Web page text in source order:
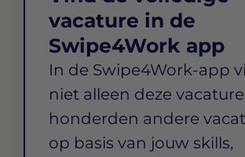
vacature in de
Swipe4Work app
In de Swipe4Work-app
niet alleen deze
honderden andere
op basis van jouw skills,